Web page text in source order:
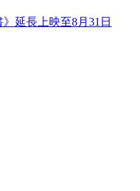
延長上映至8月31日